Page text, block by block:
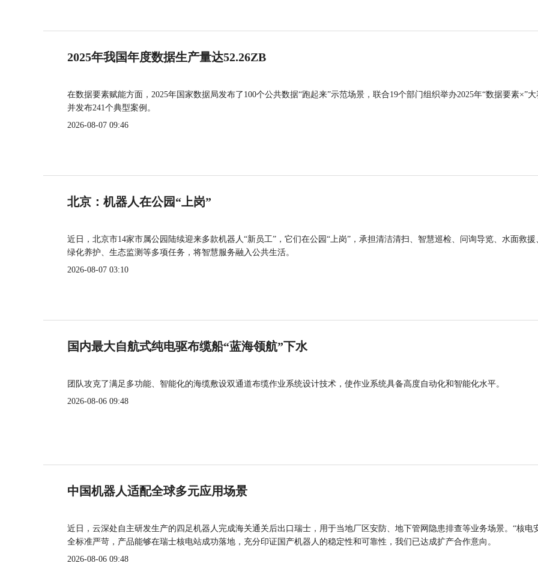
2025年我国年度数据生产量达52.26ZB
在数据要素赋能方面，2025年国家数据局发布了100个公共数据“跑起来”示范场景，联合19个部门组织举办2025年“数据要素×”大
并发布241个典型案例。
2026-08-07 09:46
北京：机器人在公园“上岗”
近日，北京市14家市属公园陆续迎来多款机器人“新员工”，它们在公园“上岗”，承担清洁清扫、智慧巡检、问询导览、水面救援
绿化养护、生态监测等多项任务，将智慧服务融入公共生活。
2026-08-07 03:10
国内最大自航式纯电驱布缆船“蓝海领航”下水
团队攻克了满足多功能、智能化的海缆敷设双通道布缆作业系统设计技术，使作业系统具备高度自动化和智能化水平。
2026-08-06 09:48
中国机器人适配全球多元应用场景
近日，云深处自主研发生产的四足机器人完成海关通关后出口瑞士，用于当地厂区安防、地下管网隐患排查等业务场景。“核电
全标准严苛，产品能够在瑞士核电站成功落地，充分印证国产机器人的稳定性和可靠性，我们已达成扩产合作意向。
2026-08-06 09:48